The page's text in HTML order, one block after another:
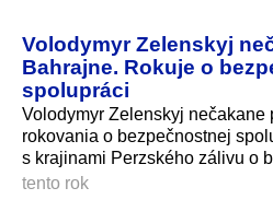
Volodymyr Zelenskyj
Bahrajne. Rokuje o
spolupráci
Volodymyr Zelenskyj nečakane
rokovania o bezpečnostnej
s krajinami Perzského zálivu o
tento rok